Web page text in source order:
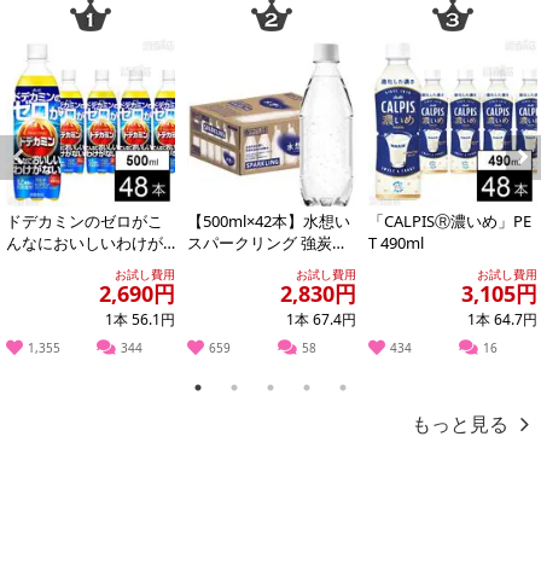
によるお申込み後のキャンセル・返品交換は対応いたしかねます。
【お支払いについて】
※送料はお試し費用に含まれております。
※お支払い方法は、電話料金合算払い、クレジットカード、dポイン
トの利用となります。
【発送・お届け・商品について】
※お申込み頂きました商品の同梱、お届けの日時指定はいたしかね
ます。
※会員様のご都合でお受取りいただけない場合、商品の再発送や返
金はいたしかねます。
また、お届け日時のご指定は、お受けできません。宅配業者からの
※発送予定日は前後する場合がございます。また商品によって発送
Previous
ドデカミンのゼロがこ
んなにおいしいわけが
お試し費用
2,690円
1本 56.1円
1,355 344
【500ml×42本】水想い
スパークリング 強炭酸
水 500ml ラベルレスお試し費用
2,830円
1本 67.4円
659 58
「CALPISⓇ濃いめ」PE
T 490ml
お試し費用
3,105円
1本 64.7円
434 16
Next
1 2 3 4 5
もっと見る